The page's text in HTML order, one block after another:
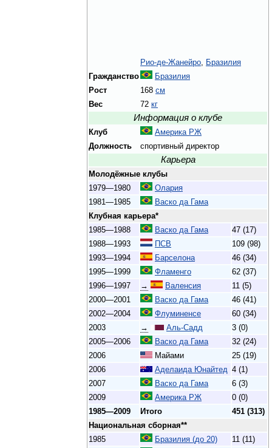
Рио-де-Жанейро, Бразилия
Гражданство
Бразилия
Рост
168 см
Вес
72 кг
Информация о клубе
Клуб
Америка РЖ
Должность
спортивный директор
Карьера
Молодёжные клубы
1979—1980
Олария
1981—1985
Васко да Гама
Клубная карьера*
1985—1988
Васко да Гама
47 (17)
1988—1993
ПСВ
109 (98)
1993—1994
Барселона
46 (34)
1995—1999
Фламенго
62 (37)
1996—1997
→ Валенсия
11 (5)
2000—2001
Васко да Гама
46 (41)
2002—2004
Флуминенсе
60 (34)
2003
→ Аль-Садд
3 (0)
2005—2006
Васко да Гама
32 (24)
2006
Майами
25 (19)
2006
Аделаида Юнайтед 4 (1)
2007
Васко да Гама
6 (3)
2009
Америка РЖ
0 (0)
1985—2009
Итого
451 (313)
Национальная сборная**
1985
Бразилия (до 20)
11 (11)